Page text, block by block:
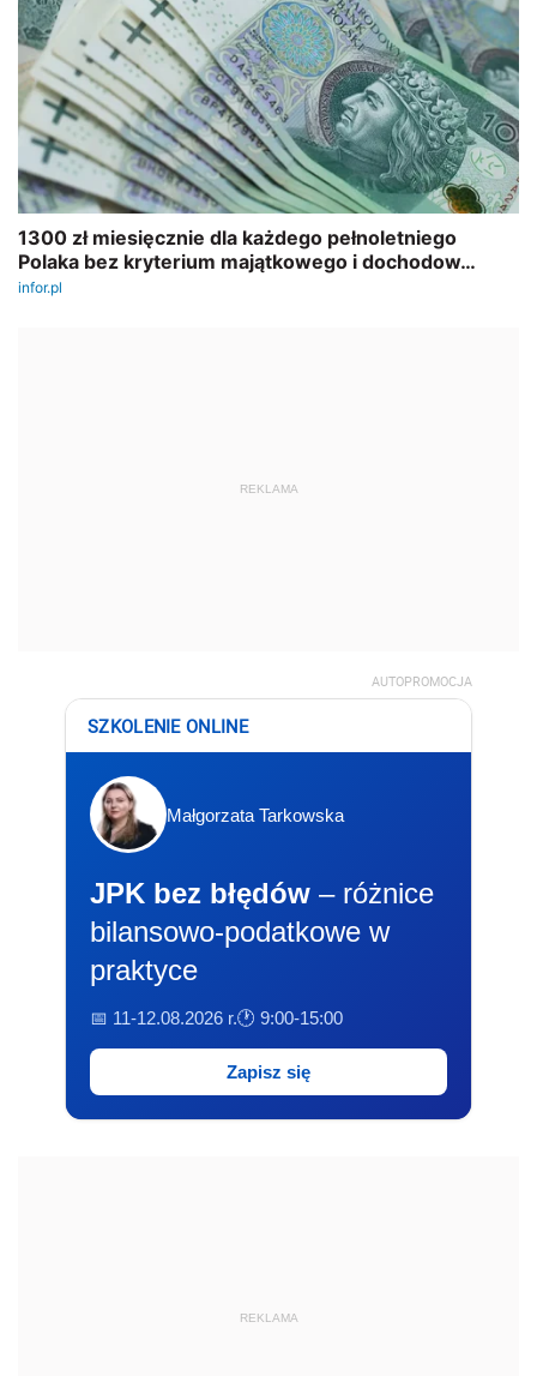
REKLAMA
AUTOPROMOCJA
SZKOLENIE ONLINE
Małgorzata Tarkowska
JPK bez błędów – różnice
bilansowo-podatkowe w
praktyce
📅 11-12.08.2026 r.🕐 9:00-15:00
Zapisz się
REKLAMA